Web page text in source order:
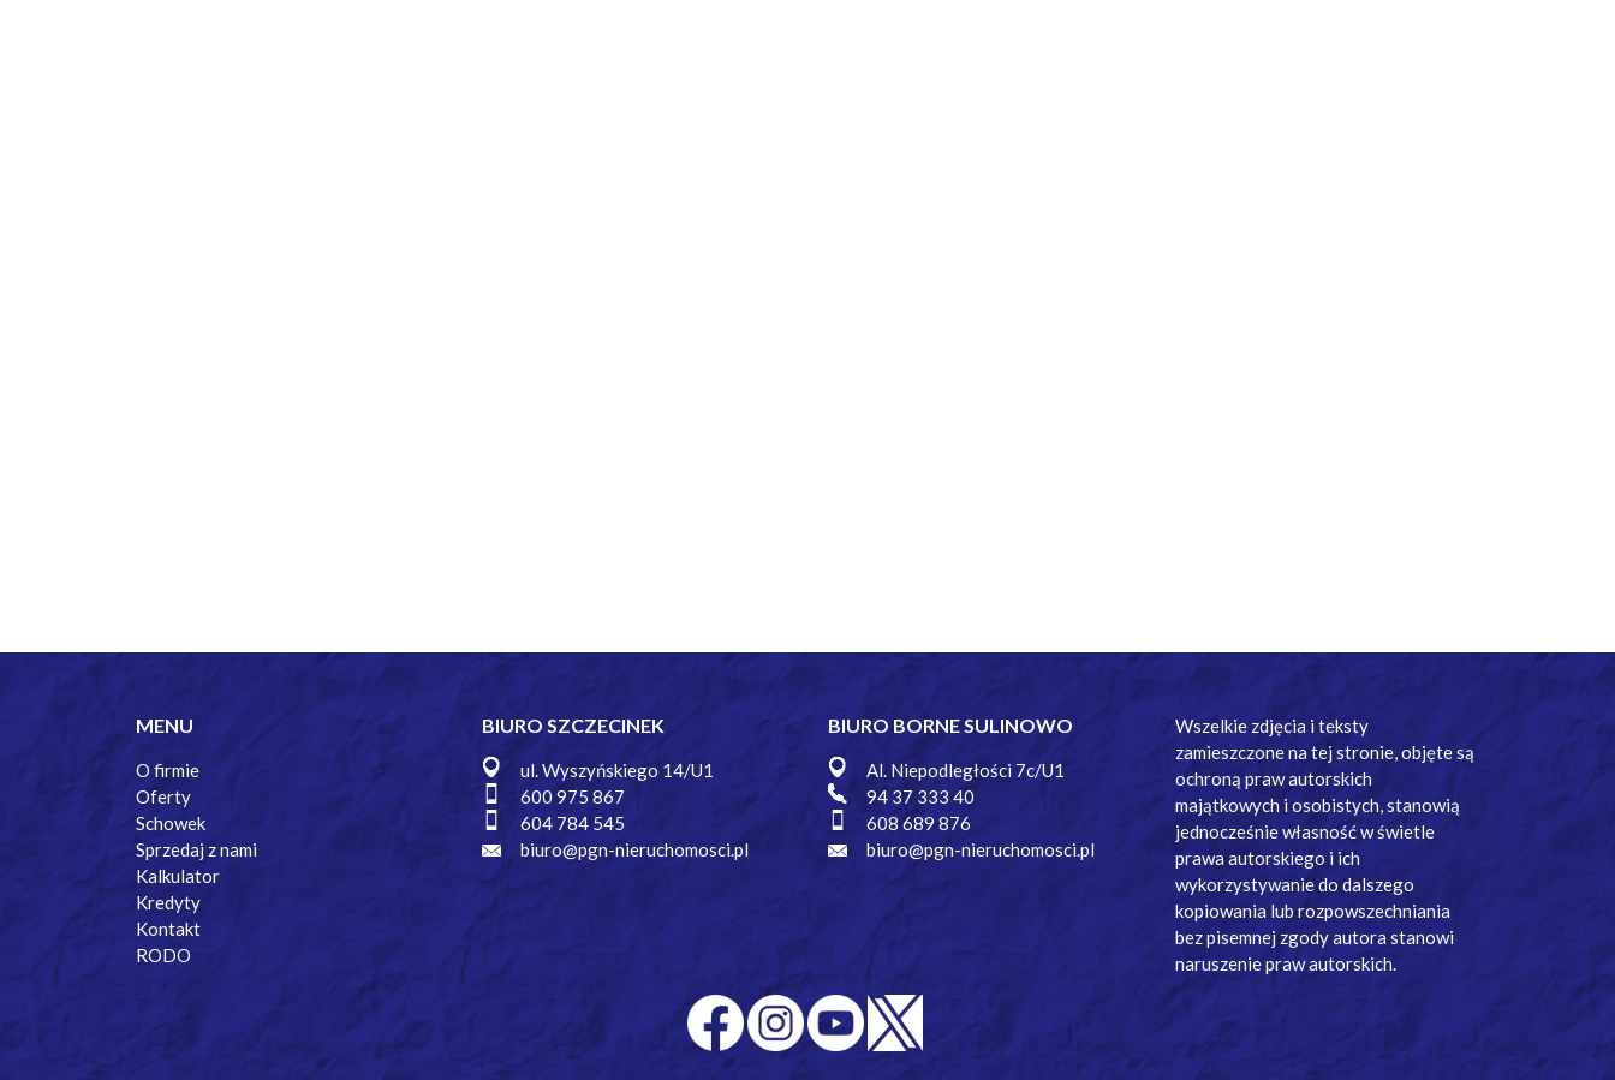
MENU
O firmie
Oferty
Schowek
Sprzedaj z nami
Kalkulator
Kredyty
Kontakt
RODO
BIURO SZCZECINEK
ul. Wyszyńskiego 14/U1
600 975 867
604 784 545
biuro@pgn-nieruchomosci.pl
BIURO BORNE SULINOWO
Al. Niepodległości 7c/U1
94 37 333 40
608 689 876
biuro@pgn-nieruchomosci.pl
Wszelkie zdjęcia i teksty
zamieszczone na tej stronie, objęte są
ochroną praw autorskich
majątkowych i osobistych, stanowią
jednocześnie własność w świetle
prawa autorskiego i ich
wykorzystywanie do dalszego
kopiowania lub rozpowszechniania
bez pisemnej zgody autora stanowi
naruszenie praw autorskich.